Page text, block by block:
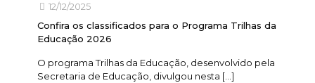
12/12/2025
Confira os classificados para o Programa Trilhas da
Educação 2026
O programa Trilhas da Educação, desenvolvido pela
Secretaria de Educação, divulgou nesta […]